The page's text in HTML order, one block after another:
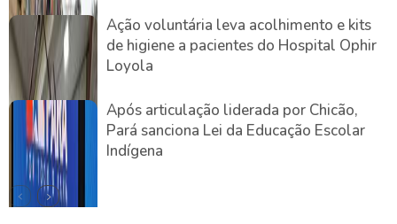
Ação voluntária leva acolhimento e kits
de higiene a pacientes do Hospital Ophir
Loyola
Após articulação liderada por Chicão,
Pará sanciona Lei da Educação Escolar
Indígena